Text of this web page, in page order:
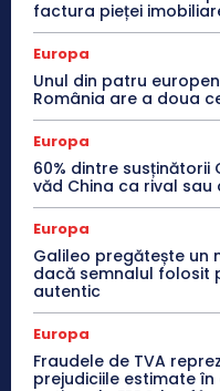
factura pieței
Europa
Unul din patru
România are a doua
Europa
60% dintre susținătorii
văd China ca rival sau
Europa
Galileo pregătește un
dacă semnalul folosit
autentic
Europa
Fraudele de TVA
prejudiciile estimate